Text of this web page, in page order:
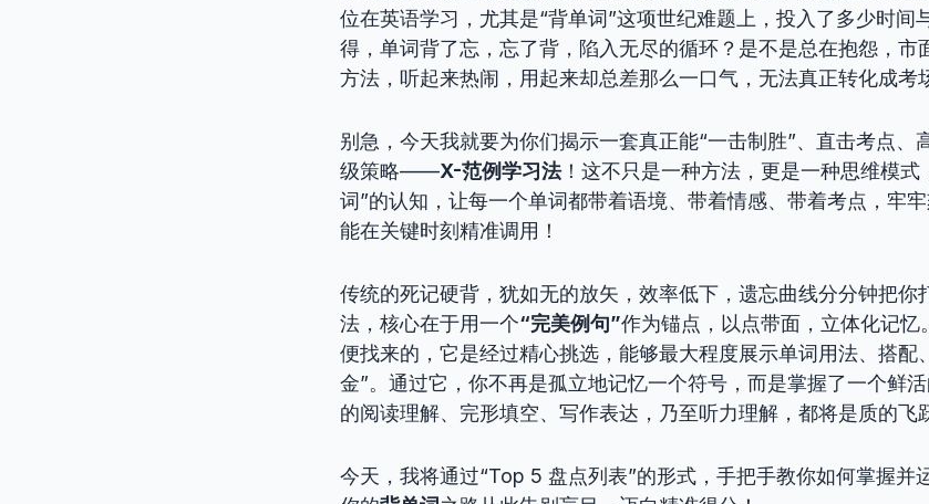
位在英语学习，尤其是“背单词”这项世纪难题上，投入了多少时间
得，单词背了忘，忘了背，陷入无尽的循环？是不是总在抱怨，市
方法，听起来热闹，用起来却总差那么一口气，无法真正转化成考
别急，今天我就要为你们揭示一套真正能“一击制胜”、直击考点、
级策略——X-范例学习法！这不只是一种方法，更是一种思维模式
词”的认知，让每一个单词都带着语境、带着情感、带着考点，牢
能在关键时刻精准调用！
传统的死记硬背，犹如无的放矢，效率低下，遗忘曲线分分钟把你
法，核心在于用一个“完美例句”作为锚点，以点带面，立体化记忆
便找来的，它是经过精心挑选，能够最大程度展示单词用法、搭配
金”。通过它，你不再是孤立地记忆一个符号，而是掌握了一个鲜
的阅读理解、完形填空、写作表达，乃至听力理解，都将是质的飞
今天，我将通过“Top 5 盘点列表”的形式，手把手教你如何掌握并